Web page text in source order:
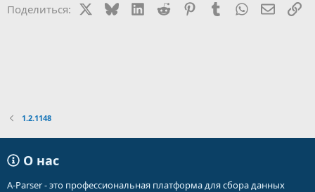
и
Поделиться: BlueskyLinkedIn
Reddit PinterestTumblr WhatsApp
1.2.1148
О нас
A-Parser - это профессиональная платформа для сбора данных